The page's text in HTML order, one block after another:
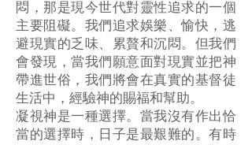
悶，那是現今世代對靈性追求的一個
主要阻礙。我們追求娛樂、愉快，逃
避現實的乏味、累贅和沉悶。但我們
會發現，當我們願意面對現實並把神
帶進世俗，我們將會在真實的基督徒
生活中，經驗神的賜福和幫助。
凝視神是一種選擇。當我沒有作出恰
當的選擇時，日子是最艱難的。有時